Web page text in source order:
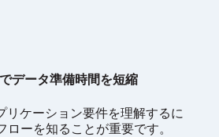
データ準備時間を短縮
リケーション要件を理解するに
ーを知ることが重要です。